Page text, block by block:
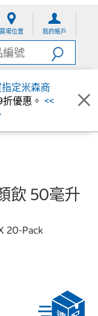
賣場位置 我的帳戶
定米森商
優惠。 <<
飲 50毫升
20-Pack